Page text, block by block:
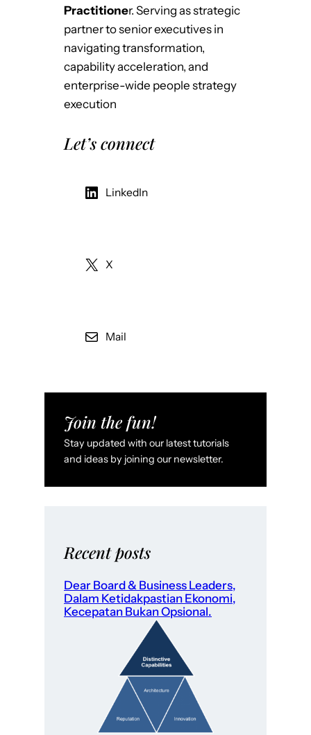
Practitioner. Serving as strategic
partner to senior executives in
navigating transformation,
capability acceleration, and
enterprise-wide people strategy
execution
Let’s connect
LinkedIn
X
Mail
Join the fun!
Stay updated with our latest tutorials
and ideas by joining our newsletter.
Recent posts
Dear Board & Business Leaders,
Dalam Ketidakpastian Ekonomi,
Kecepatan Bukan Opsional.